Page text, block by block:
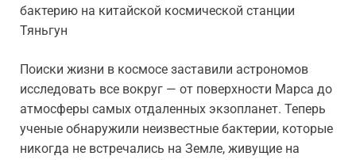
бактерию на китайской космической станции
Тяньгун
Поиски жизни в космосе заставили астрономов
исследовать все вокруг — от поверхности Марса до
атмосферы самых отдаленных экзопланет. Теперь
ученые обнаружили неизвестные бактерии, которые
никогда не встречались на Земле, живущие на